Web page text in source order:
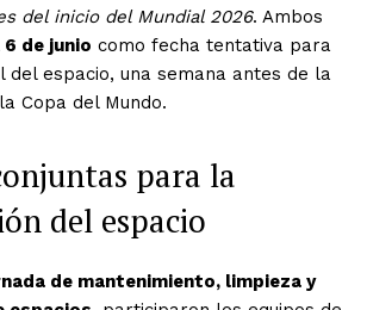
del inicio del Mundial 2026. Ambos
6 de junio como fecha tentativa para
del espacio, una semana antes de la
Copa del Mundo.
para la
del espacio
de mantenimiento, limpieza y